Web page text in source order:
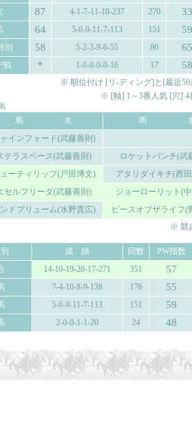
87 4-1-7-11-10-237 270 33
64 5-6-9-11-7-113 151 59
別 58 5-2-3-9-6-55 80 65
戦 * 1-0-0-0-0-16 17 58
※ 順位付け [リ-ディング]と[最近
※ [軸] 1～3番人気 [穴] 4
馬 名
馬
インフォード(武藤善則)
テラスペース(武藤善則)
ロケットパンチ(武
ーティリップ(戸田博文)
アタリダイキチ(西
セルフリーダ(武藤善則)
ジョーローリット(
ドプリューム(水野貴広)
ピースオブザライフ(
※ 競
成 績 回数
PW指数
14-10-19-20-17-271 351 57
7-4-10-8-9-138 176 55
5-6-9-11-7-113 151 59
2-0-0-1-1-20 24 48